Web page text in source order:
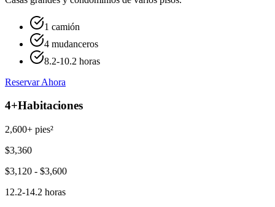
1 camión
4 mudanceros
8.2-10.2 horas
Reservar Ahora
4+Habitaciones
2,600+ pies²
$3,360
$3,120 - $3,600
12.2-14.2 horas